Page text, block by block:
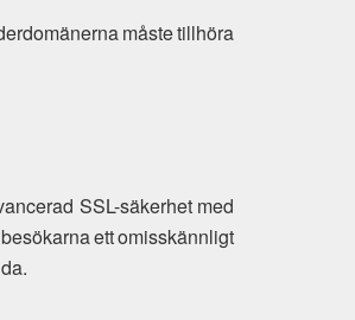
måste tillhöra
SSL-säkerhet med
ett omisskännligt